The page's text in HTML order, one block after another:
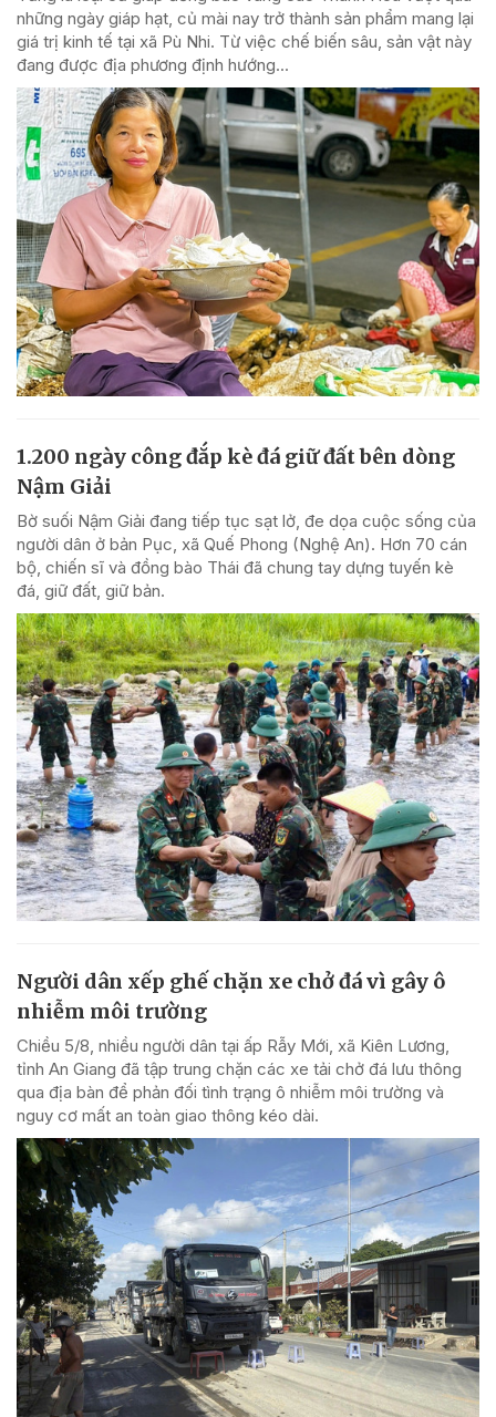
những ngày giáp hạt, củ mài nay trở thành sản phẩm mang lại
giá trị kinh tế tại xã Pù Nhi. Từ việc chế biến sâu, sản vật này
đang được địa phương định hướng...
1.200 ngày công đắp kè đá giữ đất bên dòng
Nậm Giải
Bờ suối Nậm Giải đang tiếp tục sạt lở, đe dọa cuộc sống của
người dân ở bản Pục, xã Quế Phong (Nghệ An). Hơn 70 cán
bộ, chiến sĩ và đồng bào Thái đã chung tay dựng tuyến kè
đá, giữ đất, giữ bản.
Người dân xếp ghế chặn xe chở đá vì gây ô
nhiễm môi trường
Chiều 5/8, nhiều người dân tại ấp Rẫy Mới, xã Kiên Lương,
tỉnh An Giang đã tập trung chặn các xe tải chở đá lưu thông
qua địa bàn để phản đối tình trạng ô nhiễm môi trường và
nguy cơ mất an toàn giao thông kéo dài.